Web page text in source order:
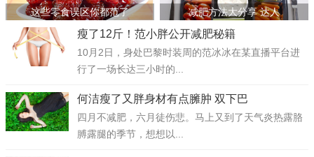
这些零食误区你都范了 减肥方法大分享 达人
瘦了12斤！范小胖公开减肥秘籍
10月2日，身处巴黎时装周的范冰冰在某直播平台进
行了一场长达三小时的...
何洁瘦了又胖身材有点臃肿 双下巴
四月不减肥，六月徒伤悲。马上又到了天气炎热露胳
膊露腿的季节，想想以...